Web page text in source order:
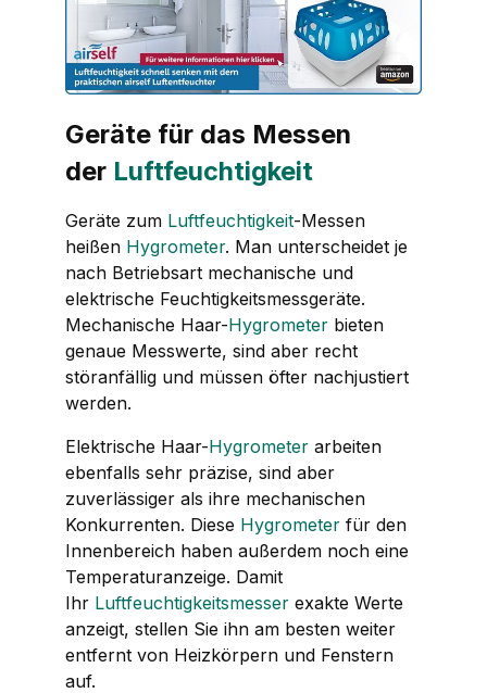
Geräte für das Messen
der Luftfeuchtigkeit
Geräte zum Luftfeuchtigkeit-Messen
heißen Hygrometer. Man unterscheidet je
nach Betriebsart mechanische und
elektrische Feuchtigkeitsmessgeräte.
Mechanische Haar-Hygrometer bieten
genaue Messwerte, sind aber recht
störanfällig und müssen öfter nachjustiert
werden.
Elektrische Haar-Hygrometer arbeiten
ebenfalls sehr präzise, sind aber
zuverlässiger als ihre mechanischen
Konkurrenten. Diese Hygrometer für den
Innenbereich haben außerdem noch eine
Temperaturanzeige. Damit
Ihr Luftfeuchtigkeitsmesser exakte Werte
anzeigt, stellen Sie ihn am besten weiter
entfernt von Heizkörpern und Fenstern
auf.